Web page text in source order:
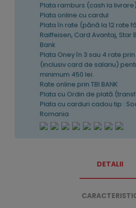
Plata ramburs (cash la livrare)
Plata online cu cardul
Plata în rate (pănă la 12 rate
Raiffeisen, Card Avantaj, Star
Bank
Plata Oney în 3 sau 4 rate
(inclusiv card de salariu)
minimum 450 lei.
Rate online prin TBI BANK
Plata cu Ordin de plată
Plata cu carduri cadou tip :
Romania
DETALII